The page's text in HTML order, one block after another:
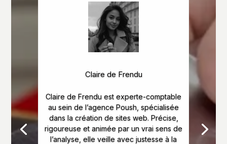
Claire de Frendu
Claire de Frendu est experte-comptable
au sein de l’agence Poush, spécialisée
dans la création de sites web. Précise,
rigoureuse et animée par un vrai sens de
l’analyse, elle veille avec justesse à la